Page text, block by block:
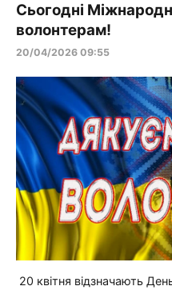
Сьогодні
волонтерам!
20/04/2026 09:55
20 квітня відзначають